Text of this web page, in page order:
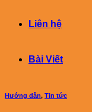
Liên hệ
Bài Viết
Hướng dẫn, Tin tức